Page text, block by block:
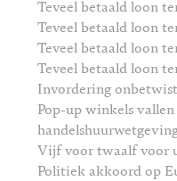
Teveel betaald loon
Teveel betaald loon
Teveel betaald loon
Teveel betaald loon
Invordering
Pop-up winkels
Vijf voor twaalf voor
Politiek akkoord op